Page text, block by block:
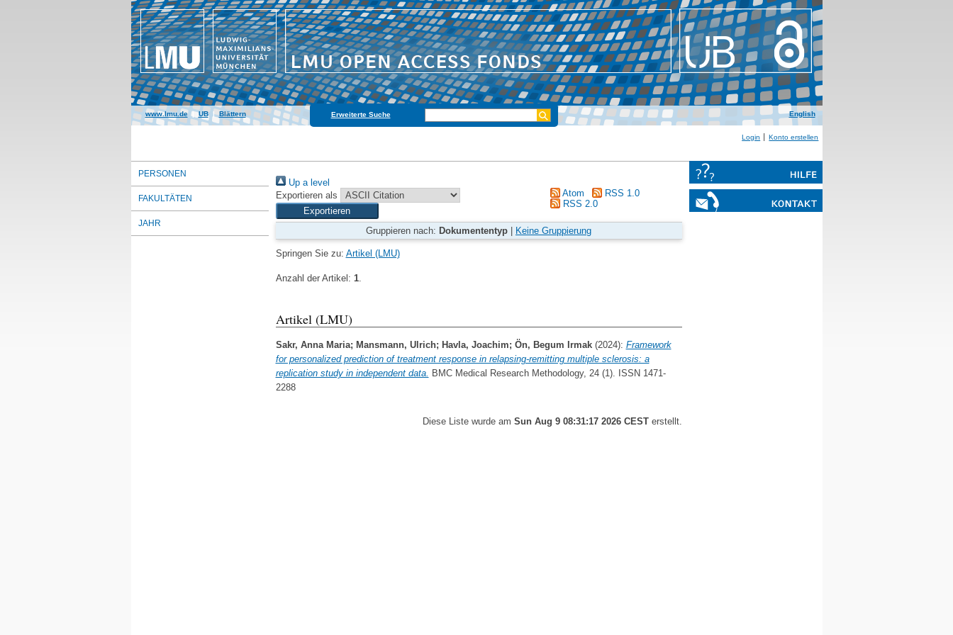
www.lmu.de|UB|Blättern Erweiterte Suche English
Login Konto erstellen
PERSONEN
FAKULTÄTEN
JAHR
Up a level
Exportieren als
Atom
RSS 1.0
RSS 2.0
Gruppieren nach: Dokumententyp Keine Gruppierung
Springen Sie zu: Artikel (LMU)
Anzahl der Artikel: 1.
Artikel (LMU)
Sakr, Anna Maria; Mansmann, Ulrich; Havla, Joachim; Ön, Begum Irmak(2024): Framework
for personalized prediction of treatment response in relapsing-remitting multiple sclerosis: a
replication study in independent data. BMC Medical Research Methodology, 24 (1). ISSN 1471-
2288
Diese Liste wurde am Sun Aug 9 08:31:17 2026 CESTerstellt.